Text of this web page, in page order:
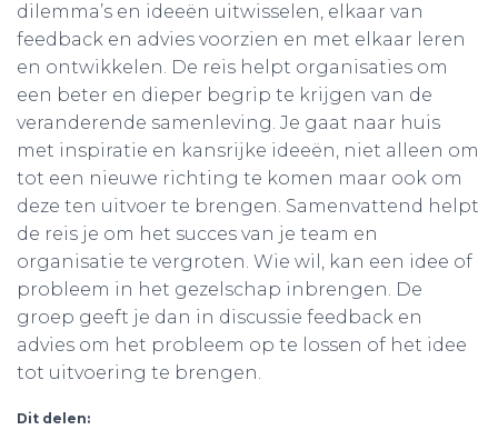
dilemma’s en ideeën uitwisselen, elkaar van
feedback en advies voorzien en met elkaar leren
en ontwikkelen. De reis helpt organisaties om
een beter en dieper begrip te krijgen van de
veranderende samenleving. Je gaat naar huis
met inspiratie en kansrijke ideeën, niet alleen om
tot een nieuwe richting te komen maar ook om
deze ten uitvoer te brengen. Samenvattend helpt
de reis je om het succes van je team en
organisatie te vergroten. Wie wil, kan een idee of
probleem in het gezelschap inbrengen. De
groep geeft je dan in discussie feedback en
advies om het probleem op te lossen of het idee
tot uitvoering te brengen.
Dit delen: